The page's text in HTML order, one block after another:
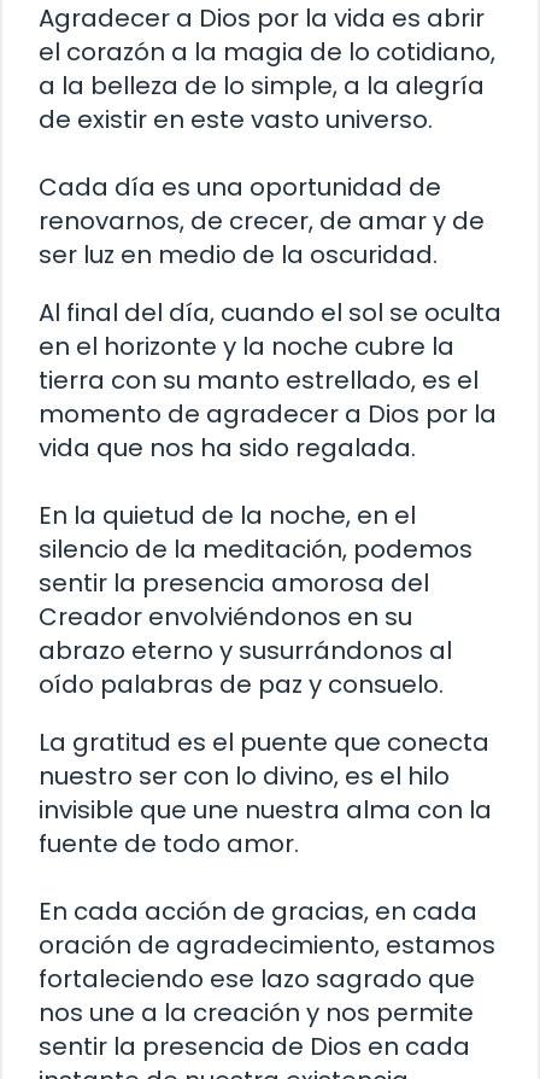
Agradecer a Dios por la vida es abrir
el corazón a la magia de lo cotidiano,
a la belleza de lo simple, a la alegría
de existir en este vasto universo.
Cada día es una oportunidad de
renovarnos, de crecer, de amar y de
ser luz en medio de la oscuridad.
Al final del día, cuando el sol se oculta
en el horizonte y la noche cubre la
tierra con su manto estrellado, es el
momento de agradecer a Dios por la
vida que nos ha sido regalada.
En la quietud de la noche, en el
silencio de la meditación, podemos
sentir la presencia amorosa del
Creador envolviéndonos en su
abrazo eterno y susurrándonos al
oído palabras de paz y consuelo.
La gratitud es el puente que conecta
nuestro ser con lo divino, es el hilo
invisible que une nuestra alma con la
fuente de todo amor.
En cada acción de gracias, en cada
oración de agradecimiento, estamos
fortaleciendo ese lazo sagrado que
nos une a la creación y nos permite
sentir la presencia de Dios en cada